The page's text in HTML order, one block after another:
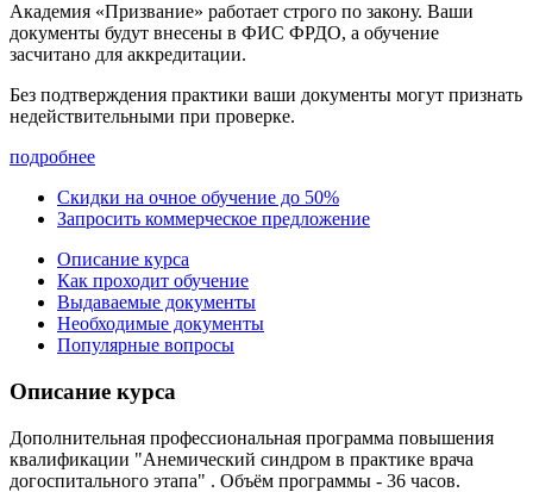
Академия «Призвание» работает строго по закону. Ваши
документы будут внесены в ФИС ФРДО, а обучение
засчитано для аккредитации.
Без подтверждения практики ваши документы могут признать
недействительными при проверке.
подробнее
Скидки на очное обучение до 50%
Запросить коммерческое предложение
Описание курса
Как проходит обучение
Выдаваемые документы
Необходимые документы
Популярные вопросы
Описание курса
Дополнительная профессиональная программа повышения
квалификации "Анемический синдром в практике врача
догоспитального этапа" . Объём программы - 36 часов.